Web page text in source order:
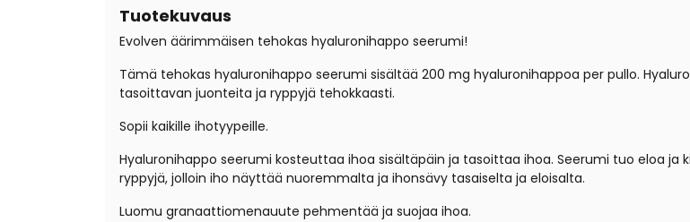
Tuotekuvaus
Evolven äärimmäisen tehokas hyaluronihappo seerumi!
Tämä tehokas hyaluronihappo seerumi sisältää 200 mg hyaluronihappoa per pullo.
tasoittavan juonteita ja ryppyjä tehokkaasti.
Sopii kaikille ihotyypeille.
Hyaluronihappo seerumi kosteuttaa ihoa sisältäpäin ja tasoittaa ihoa. Seerumi tuo eloa
ryppyjä, jolloin iho näyttää nuoremmalta ja ihonsävy tasaiselta ja eloisalta.
Luomu granaattiomenauute pehmentää ja suojaa ihoa.